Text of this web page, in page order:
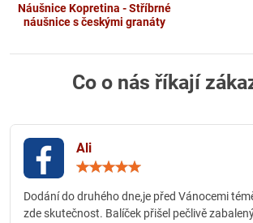
Náušnice Kopretina - Stříbrné
náušnice s českými granáty
Co o nás říkají
Ali
5
Dodání do druhého dne,je před Vánocemi
zde skutečnost. Balíček přišel pečlivě